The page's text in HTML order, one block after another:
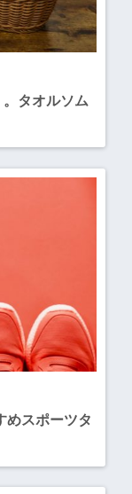
タオルソム
めスポーツタ